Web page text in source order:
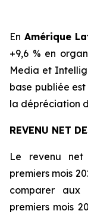
En Amérique
+9,6 % en
Media et
base publiée
la dépréciation
REVENU NET
Le revenu
premiers mois
comparer aux
premiers mois